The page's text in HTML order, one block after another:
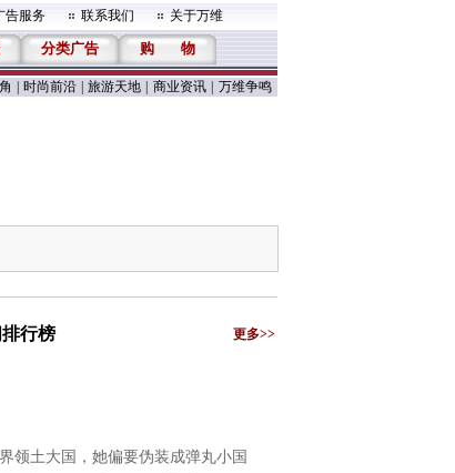
告服务 联系我们 关于万维
分类广告 购 物
时尚前沿 旅游天地 商业资讯 万维争鸣
行榜 更多>>
领土大国，她偏要伪装成弹丸小国